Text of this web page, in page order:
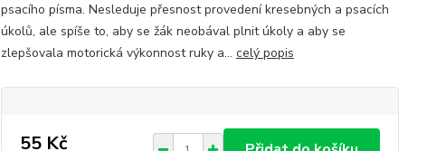
psacího písma. Nesleduje přesnost provedení kresebných a psacích
úkolů, ale spíše to, aby se žák neobával plnit úkoly a aby se
zlepšovala motorická výkonnost ruky a... celý popis
55 Kč